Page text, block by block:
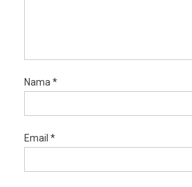
Nama *
Email *